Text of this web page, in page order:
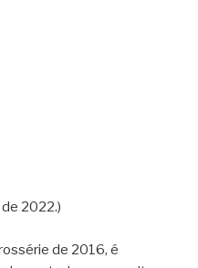
2022.)
de 2016, é